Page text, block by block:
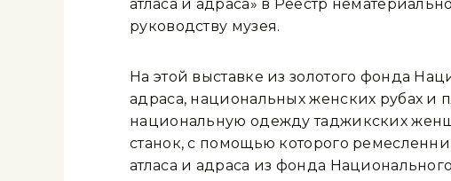
атласа и адраса» в Реестр
руководству музея.
На этой выставке из золотого фонда
адраса, национальных женских рубах
национальную одежду таджикских
станок, с помощью которого
атласа и адраса из фонда